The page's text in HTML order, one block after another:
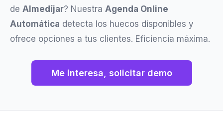
de Almedíjar? Nuestra Agenda Online
Automática detecta los huecos disponibles y
ofrece opciones a tus clientes. Eficiencia máxima.
Me interesa, solicitar demo